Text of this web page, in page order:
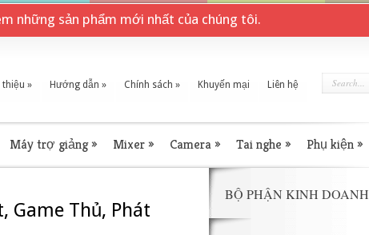
những sản phẩm mới nhất của chúng tôi.
thiệu » Hướng dẫn » Chính sách » Khuyến mại Liên hệ
Máy trợ giảng» Mixer» Camera» Tai nghe » Phụ kiện»
Game Thủ, Phát
BỘ PHẬN KINH DOANH